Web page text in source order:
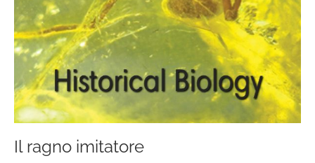
Il ragno imitatore